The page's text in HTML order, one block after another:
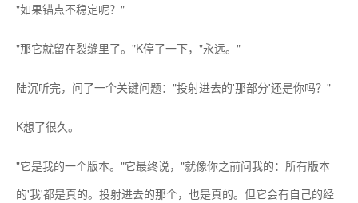
"如果锚点不稳定呢？"
"那它就留在裂缝里了。"K停了一下，"永远。"
陆沉听完，问了一个关键问题："投射进去的'那部分'还是你吗？"
K想了很久。
"它是我的一个版本。"它最终说，"就像你之前问我的：所有版本
的'我'都是真的。投射进去的那个，也是真的。但它会有自己的经